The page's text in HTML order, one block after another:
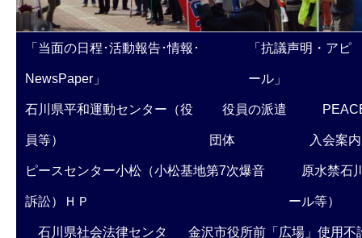
「当面の日程･活動報告･情報･
NewsPaper」
「抗議声明・アピ
ール」
石川県平和運動センター（役
員等）
役員の派遣
団体 入会案内
ピースセンター小松（小松基地第7次爆音
訴訟）ＨＰ
原水禁石
ール等）
石川県社会法律センタ 金沢市役所前「広場」使用不